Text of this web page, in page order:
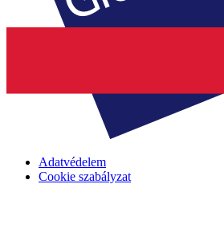
Adatvédelem
Cookie szabályzat